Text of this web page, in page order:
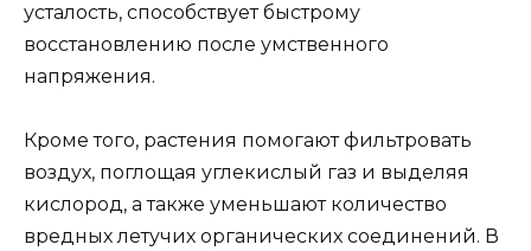
усталость, способствует быстрому
восстановлению после умственного
напряжения.
Кроме того, растения помогают фильтровать
воздух, поглощая углекислый газ и выделяя
кислород, а также уменьшают количество
вредных летучих органических соединений. В